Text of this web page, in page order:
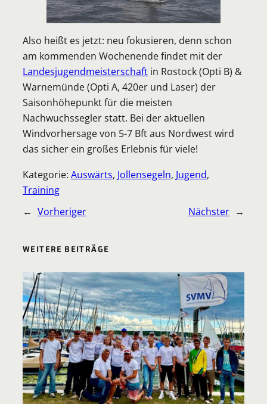
Also heißt es jetzt: neu fokusieren, denn schon
am kommenden Wochenende findet mit der
Landesjugendmeisterschaft in Rostock (Opti B) &
Warnemünde (Opti A, 420er und Laser) der
Saisonhöhepunkt für die meisten
Nachwuchssegler statt. Bei der aktuellen
Windvorhersage von 5-7 Bft aus Nordwest wird
das sicher ein großes Erlebnis für viele!
Kategorie: Auswärts, Jollensegeln, Jugend
Training
← Vorheriger Nächster →
WEITERE BEITRÄGE